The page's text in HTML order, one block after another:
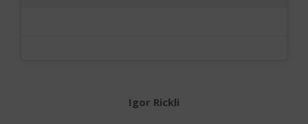
Igor Rickli